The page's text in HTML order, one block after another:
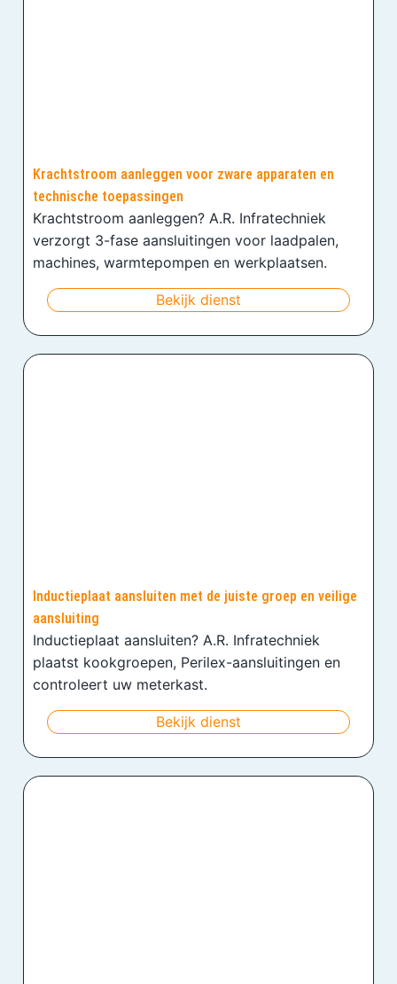
Krachtstroom aanleggen voor zware apparaten en
technische toepassingen
Krachtstroom aanleggen? A.R. Infratechniek
verzorgt 3-fase aansluitingen voor laadpalen,
machines, warmtepompen en werkplaatsen.
Bekijk dienst
Inductieplaat aansluiten met de juiste groep en veilige
aansluiting
Inductieplaat aansluiten? A.R. Infratechniek
plaatst kookgroepen, Perilex-aansluitingen en
controleert uw meterkast.
Bekijk dienst